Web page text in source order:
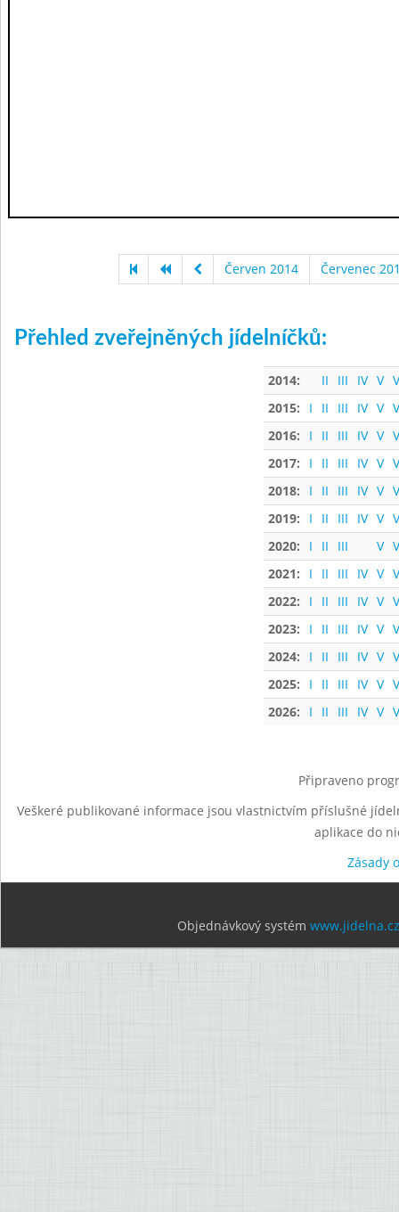
Červen 2014 Červenec
Přehled zveřejněných jídelníčků:
2014: II III IV V
2015:
I II III IV V
2016:
I II III IV V
2017:
I II III IV V
2018:
I II III IV V
2019:
I II III IV V
2020:
I II III V
2021:
I II III IV V
2022:
I II III IV V
2023:
I II III IV V
2024:
I II III IV V
2025:
I II III IV V
2026:
I II III IV V
Připraveno
Veškeré publikované informace jsou vlastnictvím příslušné
aplikace do
Zásady
Objednávkový systém www.jidelna.cz